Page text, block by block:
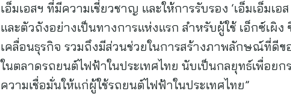
เอ็มเอสฯ ที่มีความเชี่ยวชาญ และให้การรับรอง ‘เอ็มเอ็ม
และตัวถังอย่างเป็นทางการแห่งแรก สำหรับผู้ใช้ เอ็กซ์เผิ
เคลื่อนธุรกิจ รวมถึงมีส่วนช่วยในการสร้างภาพลักษณ์ที่ดีข
ในตลาดรถยนต์ไฟฟ้าในประเทศไทย นับเป็นกลยุทธ์เพื่อย
ความเชื่อมั่นให้แก่ผู้ใช้รถยนต์ไฟฟ้าในประเทศไทย”